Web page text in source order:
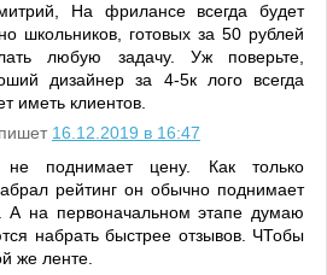
На фрилансе всегда будет
школьников, готовых за 50 рублей
любую задачу. Уж поверьте,
дизайнер за 4-5к лого всегда
иметь клиентов.
пишет 16.12.2019 в 16:47
не поднимает цену. Как только
рейтинг он обычно поднимает
А на первоначальном этапе думаю
набрать быстрее отзывов. ЧТобы
же ленте.